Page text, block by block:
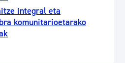
integral eta
komunitarioetarako